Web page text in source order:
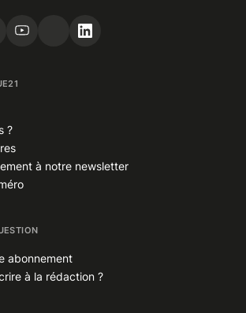
?
à notre newsletter
abonnement
à la rédaction ?